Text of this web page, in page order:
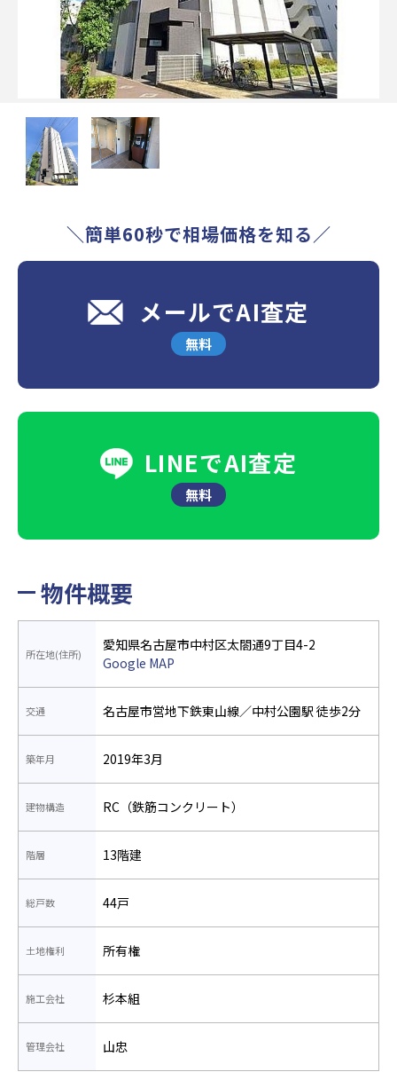
＼簡単60秒で相場価格を知る／
メールでAI査定
無料
LINEでAI査定
無料
物件概要
所在地(住所)
愛知県名古屋市中村区太閤通9丁目4-2
Google MAP
交通 名古屋市営地下鉄東山線／中村公園駅 徒歩2分
築年月 2019年3月
建物構造 RC（鉄筋コンクリート）
階層 13階建
総戸数 44戸
土地権利 所有権
施工会社 杉本組
管理会社 山忠